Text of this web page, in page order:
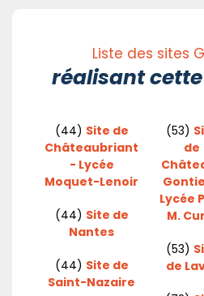
Liste des sites
réalisant
(44) Site de
Châteaubriant
- Lycée
Moquet-Lenoir
(44) Site de
Nantes
(44) Site de
Saint-Nazaire
(53)
de
Lycée
M.
(53)
de